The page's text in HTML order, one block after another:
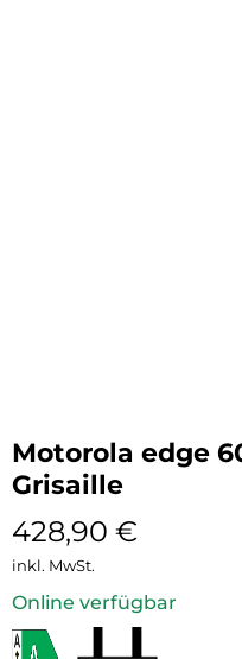
Motorola edge
Grisaille
428,90 €
inkl. MwSt.
Online verfügbar